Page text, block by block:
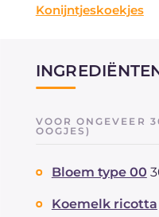
Konijntjeskoekjes
VOOR ONGEVEER
OOGJES)
Bloem type 00
Koemelk ricotta